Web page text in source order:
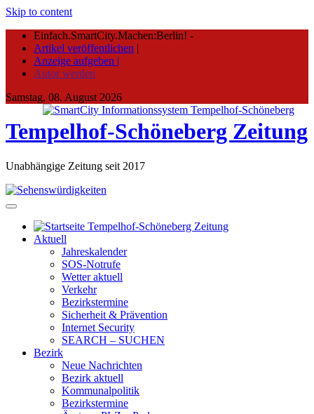
Skip to content
Einfach.SmartCity.Machen:Berlin! -
Artikel veröffentlichen |
Anzeige aufgeben |
Autor werden
Samstag, 08. August 2026
Tempelhof-Schöneberg Zeitung
Unabhängige Zeitung seit 2017
Aktuell
Jahreskalender
SOS-Notrufe
Wetter aktuell
Verkehr
Bezirkstermine
Sicherheit & Prävention
Internet Security
SEARCH – SUCHEN
Bezirk
Neue Nachrichten
Bezirk aktuell
Kommunalpolitik
Bezirkstermine